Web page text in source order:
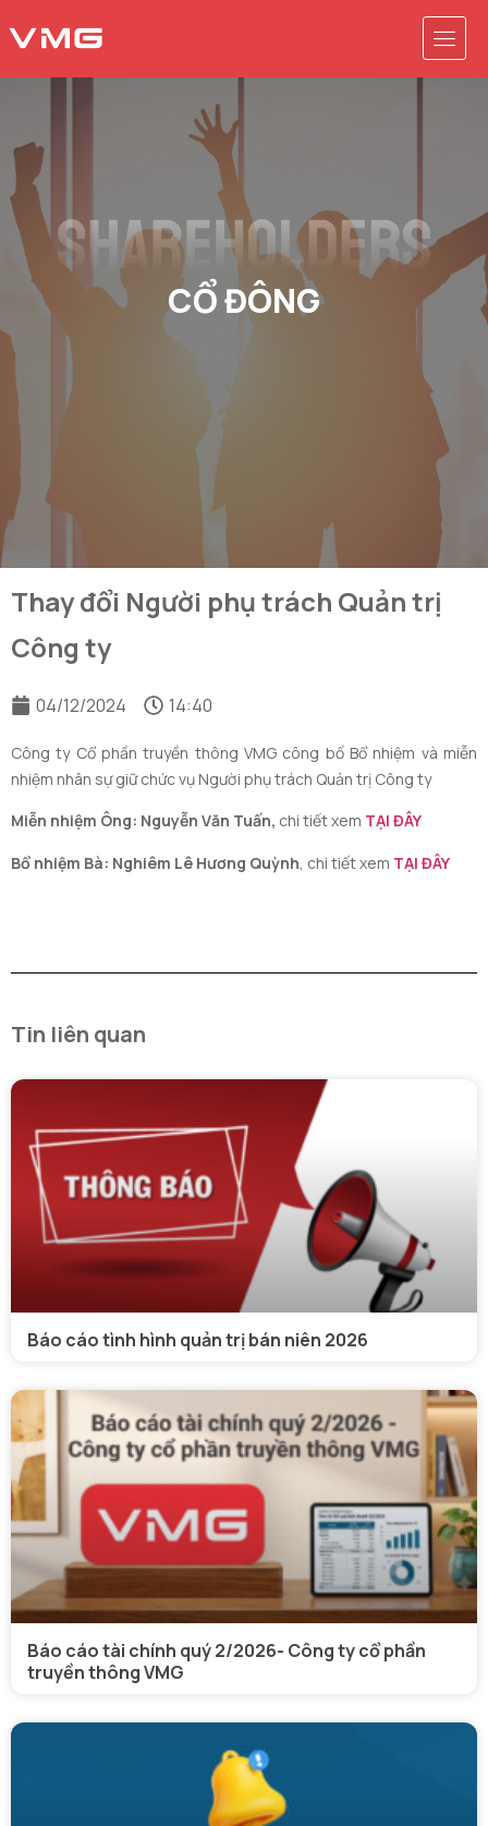
CỔ ĐÔNG
Thay đổi Người phụ trách Quản trị
Công ty
04/12/2024 14:40
Công ty Cổ phần truyền thông VMG công bố Bổ nhiệm và miễn
nhiệm nhân sự giữ chức vụ Người phụ trách Quản trị Công ty
Miễn nhiệm Ông: Nguyễn Văn Tuấn, chi tiết xem TẠI ĐÂY
Bổ nhiệm Bà: Nghiêm Lê Hương Quỳnh , chi tiết xem TẠI ĐÂY
Tin liên quan
Báo cáo tình hình quản trị bán niên 2026
Báo cáo tài chính quý 2/2026- Công ty cổ phần
truyền thông VMG